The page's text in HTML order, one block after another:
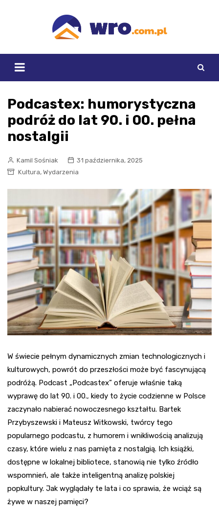
Podcastex: humorystyczna
podróż do lat 90. i 00. pełna
nostalgii
Kamil Sośniak
31 października, 2025
Kultura, Wydarzenia
W świecie pełnym dynamicznych zmian technologicznych i
kulturowych, powrót do przeszłości może być fascynującą
podróżą. Podcast „Podcastex” oferuje właśnie taką
wyprawę do lat 90. i 00., kiedy to życie codzienne w Polsce
zaczynało nabierać nowoczesnego kształtu. Bartek
Przybyszewski i Mateusz Witkowski, twórcy tego
popularnego podcastu, z humorem i wnikliwością analizują
czasy, które wielu z nas pamięta z nostalgią. Ich książki,
dostępne w lokalnej bibliotece, stanowią nie tylko źródło
wspomnień, ale także inteligentną analizę polskiej
popkultury. Jak wyglądały te lata i co sprawia, że wciąż są
żywe w naszej pamięci?